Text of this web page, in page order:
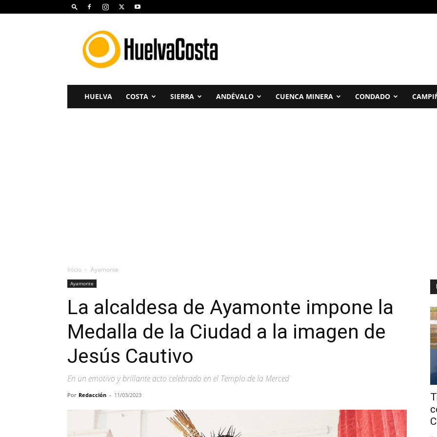
Huelva
Costa
HUELVA COSTA SIERRA ANDÉVALO CUENCA MINERA CONDADO
Inicio Ayamonte
Ayamonte
La alcaldesa de Ayamonte impone la
Medalla de la Ciudad a la imagen de
Jesús Cautivo
En un emotivo y brillante acto celebrado en el Templo de la Merced
Por Redacción - 11/03/2023